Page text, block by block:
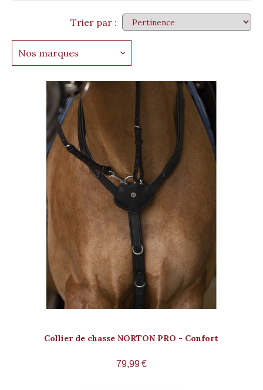
Trier par :
Nos marques
Collier de chasse NORTON PRO - Confort
79,99€